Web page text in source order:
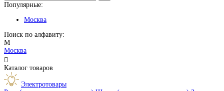
Популярные:
Москва
Поиск по алфавиту:
М
Москва

Каталог товаров
Электротовары